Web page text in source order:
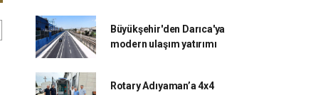
Büyükşehir'den Darıca'ya
modern ulaşım yatırımı
Rotary Adıyaman’a 4x4